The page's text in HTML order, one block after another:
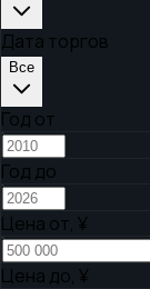
Дата торгов
Все
Год от
Год до
Цена от, ¥
Цена до, ¥